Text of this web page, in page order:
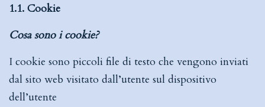
1.1. Cookie
Cosa sono i cookie?
I cookie sono piccoli file di testo che vengono inviati
dal sito web visitato dall’utente sul dispositivo
dell’utente